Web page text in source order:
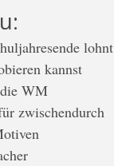
lohnt
kannst
WM
zwischendurch